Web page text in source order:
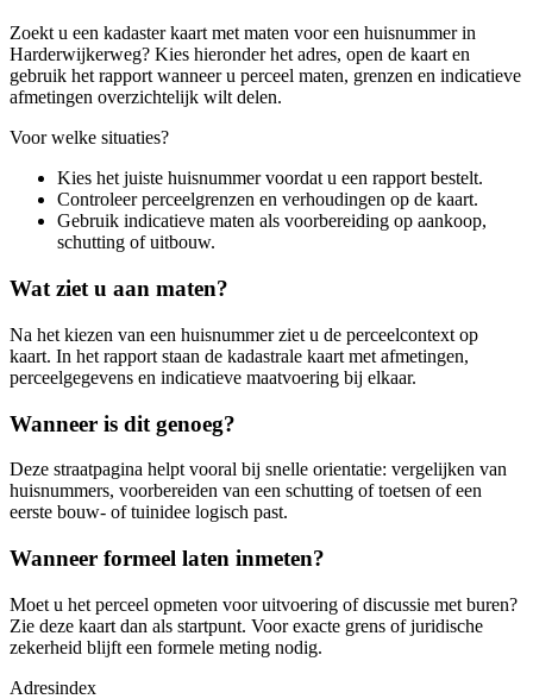
Zoekt u een kadaster kaart met maten voor een huisnummer in
Harderwijkerweg? Kies hieronder het adres, open de kaart en
gebruik het rapport wanneer u perceel maten, grenzen en indicatieve
afmetingen overzichtelijk wilt delen.
Voor welke situaties?
Kies het juiste huisnummer voordat u een rapport bestelt.
Controleer perceelgrenzen en verhoudingen op de kaart.
Gebruik indicatieve maten als voorbereiding op aankoop,
schutting of uitbouw.
Wat ziet u aan maten?
Na het kiezen van een huisnummer ziet u de perceelcontext op
kaart. In het rapport staan de kadastrale kaart met afmetingen,
perceelgegevens en indicatieve maatvoering bij elkaar.
Wanneer is dit genoeg?
Deze straatpagina helpt vooral bij snelle orientatie: vergelijken van
huisnummers, voorbereiden van een schutting of toetsen of een
eerste bouw- of tuinidee logisch past.
Wanneer formeel laten inmeten?
Moet u het perceel opmeten voor uitvoering of discussie met buren?
Zie deze kaart dan als startpunt. Voor exacte grens of juridische
zekerheid blijft een formele meting nodig.
Adresindex